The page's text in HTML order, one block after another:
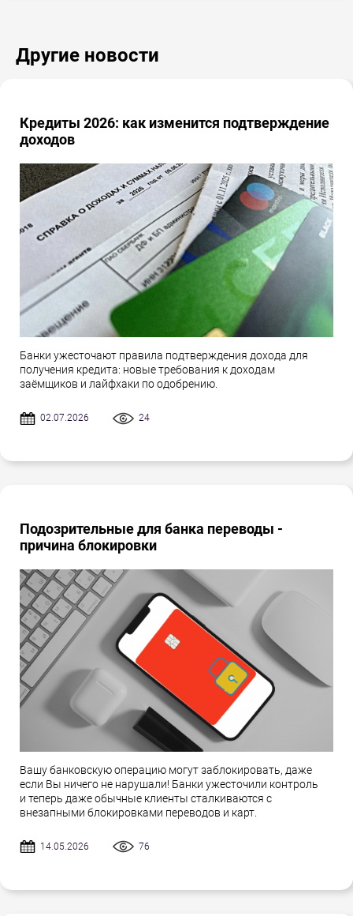
Другие новости
Кредиты 2026: как изменится подтверждение
доходов
Банки ужесточают правила подтверждения дохода для
получения кредита: новые требования к доходам
заёмщиков и лайфхаки по одобрению.
02.07.2026 24
Подозрительные для банка переводы -
причина блокировки
Вашу банковскую операцию могут заблокировать, даже
если Вы ничего не нарушали! Банки ужесточили контроль
и теперь даже обычные клиенты сталкиваются с
внезапными блокировками переводов и карт.
14.05.2026 76